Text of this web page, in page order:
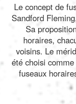
Le concept de
Sandford
Sa
horaires,
voisins. Le
été choisi
fuseaux